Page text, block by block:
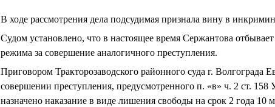
В ходе рассмотрения дела подсудимая признала вину в
Судом установлено, что в настоящее время Сержантова
режима за совершение аналогичного преступления.
Приговором Тракторозаводского районного суда г. Волгограда
совершении преступления, предусмотренного п. «в» ч. 2 ст.
назначено наказание в виде лишения свободы на срок 2 года 10